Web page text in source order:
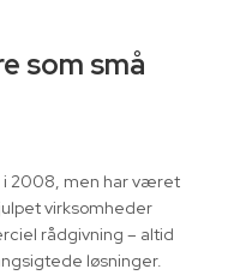
som små
2008, men har været
virksomheder
rådgivning – altid
løsninger.